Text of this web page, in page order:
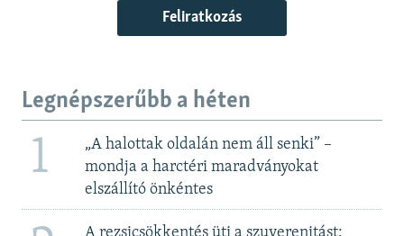
Feliratkozás
Legnépszerűbb a héten
1
„A halottak oldalán nem áll senki” –
mondja a harctéri maradványokat
elszállító önkéntes